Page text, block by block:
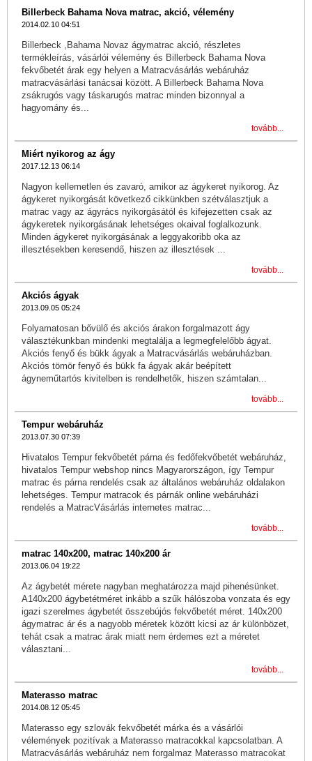
Billerbeck Bahama Nova matrac, akció, vélemény
2014.02.10 04:51
Billerbeck ,Bahama Novaz ágymatrac akció, részletes
termékleírás, vásárlói vélemény és Billerbeck Bahama Nova
fekvőbetét árak egy helyen a Matracvásárlás webáruház
matracvásárlási tanácsai között. A Billerbeck Bahama Nova
zsákrugós vagy táskarugós matrac minden bizonnyal a
hagyomány és...
tovább...
Miért nyikorog az ágy
2017.12.13 06:14
Nagyon kellemetlen és zavaró, amikor az ágykeret nyikorog. Az
ágykeret nyikorgását következő cikkünkben szétválasztjuk a
matrac vagy az ágyrács nyikorgásától és kifejezetten csak az
ágykeretek nyikorgásának lehetséges okaival foglalkozunk.
Minden ágykeret nyikorgásának a leggyakoribb oka az
illesztésekben keresendő, hiszen az illesztések ...
tovább...
Akciós ágyak
2013.09.05 05:24
Folyamatosan bővülő és akciós árakon forgalmazott ágy
választékunkban mindenki megtalálja a legmegfelelőbb ágyat.
Akciós fenyő és bükk ágyak a Matracvásárlás webáruházban.
Akciós tömör fenyő és bükk fa ágyak akár beépített
ágyneműtartós kivitelben is rendelhetők, hiszen számtalan...
tovább...
Tempur webáruház
2013.07.30 07:39
Hivatalos Tempur fekvőbetét párna és fedőfekvőbetét webáruház,
hivatalos Tempur webshop nincs Magyarországon, így Tempur
matrac és párna rendelés csak az általános webáruház oldalakon
lehetséges. Tempur matracok és párnák online webáruházi
rendelés a MatracVásárlás internetes matrac...
tovább...
matrac 140x200, matrac 140x200 ár
2013.06.04 19:22
Az ágybetét mérete nagyban meghatározza majd pihenésünket.
A140x200 ágybetétméret inkább a szűk hálószoba vonzata és egy
igazi szerelmes ágybetét összebújós fekvőbetét méret. 140x200
ágymatrac ár és a nagyobb méretek között kicsi az ár különbözet,
tehát csak a matrac árak miatt nem érdemes ezt a méretet
választani...
tovább...
Materasso matrac
2014.08.12 05:45
Materasso egy szlovák fekvőbetét márka és a vásárlói
vélemények pozitívak a Materasso matracokkal kapcsolatban. A
Matracvásárlás webáruház nem forgalmaz Materasso matracokat